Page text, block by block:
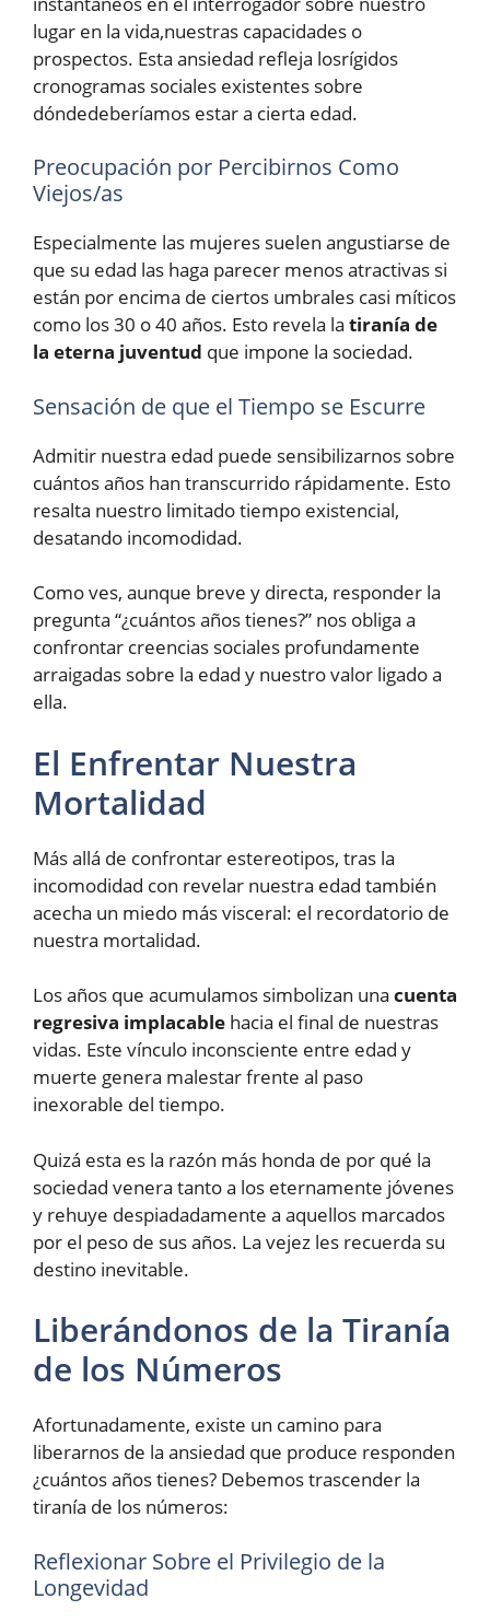
lugar en la vida,nuestras capacidades o
prospectos. Esta ansiedad refleja losrígidos
cronogramas sociales existentes sobre
dóndedeberíamos estar a cierta edad.
Preocupación por Percibirnos Como
Viejos/as
Especialmente las mujeres suelen angustiarse de
que su edad las haga parecer menos atractivas si
están por encima de ciertos umbrales casi míticos
como los 30 o 40 años. Esto revela la tiranía de
la eterna juventud que impone la sociedad.
Sensación de que el Tiempo se Escurre
Admitir nuestra edad puede sensibilizarnos sobre
cuántos años han transcurrido rápidamente. Esto
resalta nuestro limitado tiempo existencial,
desatando incomodidad.
Como ves, aunque breve y directa, responder la
pregunta “¿cuántos años tienes?” nos obliga a
confrontar creencias sociales profundamente
arraigadas sobre la edad y nuestro valor ligado a
ella.
El Enfrentar Nuestra
Mortalidad
Más allá de confrontar estereotipos, tras la
incomodidad con revelar nuestra edad también
acecha un miedo más visceral: el recordatorio de
nuestra mortalidad.
Los años que acumulamos simbolizan una cuenta
regresiva implacable hacia el final de nuestras
vidas. Este vínculo inconsciente entre edad y
muerte genera malestar frente al paso
inexorable del tiempo.
Quizá esta es la razón más honda de por qué la
sociedad venera tanto a los eternamente jóvenes
y rehuye despiadadamente a aquellos marcados
por el peso de sus años. La vejez les recuerda su
destino inevitable.
Liberándonos de la Tiranía
de los Números
Afortunadamente, existe un camino para
liberarnos de la ansiedad que produce responden
¿cuántos años tienes? Debemos trascender la
tiranía de los números:
Reflexionar Sobre el Privilegio de la
Longevidad